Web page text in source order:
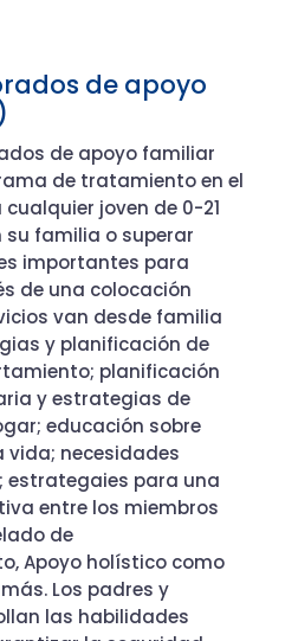
de apoyo
de apoyo familiar
de tratamiento en el
joven de 0-21
su familia o superar
importantes para
de una colocación
van desde familia
y planificación de
planificación
y estrategias de
educación sobre
necesidades
; estrategaies para una
entre los miembros
de
, Apoyo holístico como
.Los padres y
las habilidades